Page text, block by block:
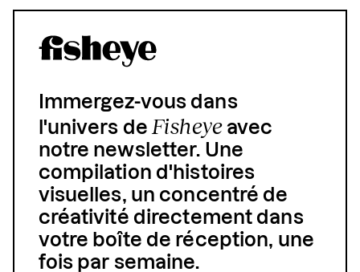
Immergez-vous dans
l'univers de Fisheyeavec
notre newsletter. Une
compilation d'histoires
visuelles, un concentré de
créativité directement dans
votre boîte de réception, une
fois par semaine.